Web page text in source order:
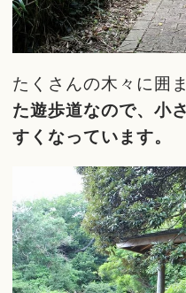
たくさんの木々に囲
た遊歩道なので、小
すくなっています。